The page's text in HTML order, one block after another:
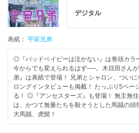
デジタル
表紙： 宇宙兄弟
◎『バッドベイビーは泣かない』は巻頭カラ
今からでも変えられるはず──。木目田さん
弟』は表紙で登場！ 兄弟とシャロン、つい
ロングインタビューも掲載！ たっぷり5ペー
る！ ◎『アンセスターズ』も登場！ 無主無
は、かつて無量たちを殺そうとした馬賊の頭
大馬賊、虎髭！